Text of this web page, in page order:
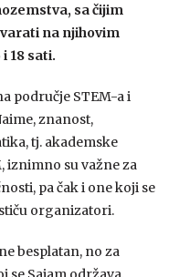
sa čijim
na njihovim
18 sati.
područje STEM-a i
znanost,
tj. akademske
iznimno su važne za
pa čak i one koji se
organizatori.
besplatan, no za